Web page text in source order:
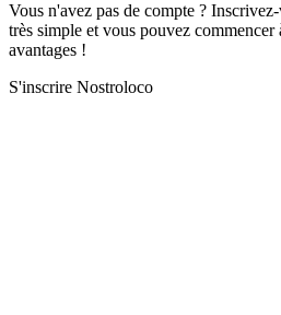
Vous n'avez pas de compte ?
très simple et vous pouvez commencer
avantages !
S'inscrire Nostroloco